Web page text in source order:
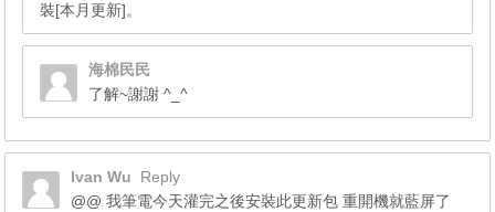
裝[本月更新]。
海棉民民
了解~謝謝 ^_^
Ivan Wu
Reply
@@ 我筆電今天灌完之後安裝此更新包 重開機就藍屏了